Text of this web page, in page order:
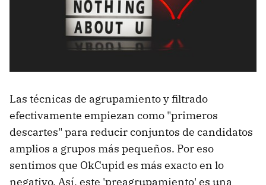
Las técnicas de agrupamiento y filtrado
efectivamente empiezan como "primeros
descartes" para reducir conjuntos de candidatos
amplios a grupos más pequeños. Por eso
sentimos que OkCupid es más exacto en lo
negativo. Así, este 'preagrupamiento' es una